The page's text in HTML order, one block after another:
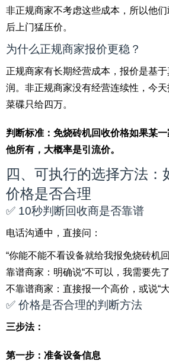
非正规商家不考虑这些成本，所以他
后上门猛压价。
为什么正规商家报价更稳？
正规商家有长期经营成本，报价是基
润。非正规商家没有经营连续性，今
菜碟只给四万。
判断标准：免烧砖机回收价格如果某
他所有，大概率是引流价。
四、可执行的选择方法：
价格是否合理
✅ 10秒判断回收商是否靠谱
电话沟通中，直接问：
“你能不能不看设备就给我报免烧砖机
靠谱商家：明确说“不可以，我需要先
不靠谱商家：直接报一个高价，或说“
✅ 价格是否合理的判断方法
三步法：
第一步：准备设备信息